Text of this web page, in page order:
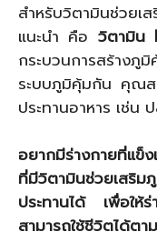
สำหรับวิตามินช่วยเ
แนะนำ คือ วิตามิน
กระบวนการสร้าง
ระบบภูมิคุ้มกัน คุณส
ประทานอาหาร เช่น
อยากมีร่างกายที่แข็
ที่มีวิตามินช่วยเสริม
ประทานได้ เพื่อให้
สามารถใช้ชีวิตได้ต